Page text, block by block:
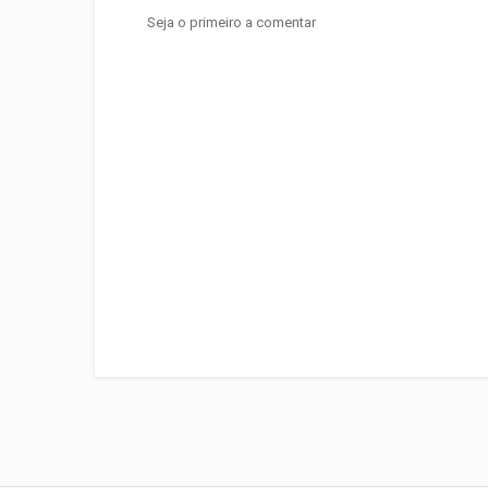
Seja o primeiro a comentar